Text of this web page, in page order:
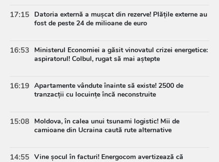
17:15 Datoria externă a mușcat din rezerve! Plățile externe au
fost de peste 24 de milioane de euro
16:53
Ministerul Economiei a găsit vinovatul crizei energetice:
aspiratorul! Colbul, rugat să mai aștepte
16:19 Apartamente vândute înainte să existe! 2500 de
tranzacții cu locuințe încă neconstruite
15:08 Moldova, în calea unui tsunami logistic! Mii de
camioane din Ucraina caută rute alternative
14:55 Vine șocul în facturi! Energocom avertizează că